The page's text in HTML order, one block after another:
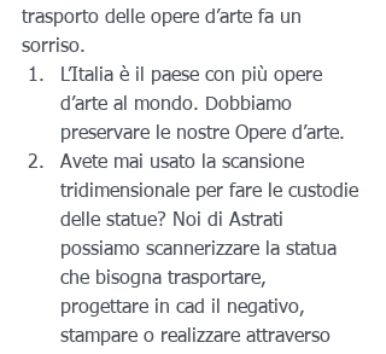
trasporto delle opere d’arte fa un
sorriso.
L’Italia è il paese con più opere
d’arte al mondo. Dobbiamo
preservare le nostre Opere d’arte.
Avete mai usato la scansione
tridimensionale per fare le custodie
delle statue? Noi di Astrati
possiamo scannerizzare la statua
che bisogna trasportare,
progettare in cad il negativo,
stampare o realizzare attraverso